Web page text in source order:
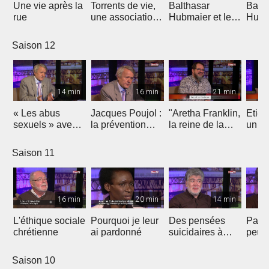
Une vie après la
rue
Torrents de vie,
une association
Balthasar
Hubmaier et les
Saison 12
14 min
« Les abus
sexuels » avec
16 min
Jacques Poujol :
la prévention
21 min
"Aretha Franklin,
la reine de la
un
Saison 11
16 min
L'éthique sociale
chrétienne
20 min
Pourquoi je leur
ai pardonné
14 min
Des pensées
suicidaires à
peut
Saison 10